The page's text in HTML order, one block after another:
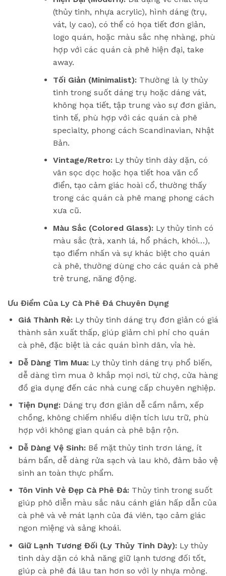
(thủy tinh, nhựa acrylic), hình dáng (trụ,
vát, ly cao), có thể có họa tiết đơn giản,
logo quán, hoặc màu sắc nhẹ nhàng, phù
hợp với các quán cà phê hiện đại, take
away.
Tối Giản (Minimalist):Thường là ly thủy
tinh trong suốt dáng trụ hoặc dáng vát,
không họa tiết, tập trung vào sự đơn giản,
tinh tế, phù hợp với các quán cà phê
specialty, phong cách Scandinavian, Nhật
Bản.
Vintage/Retro:Ly thủy tinh dày dặn, có
vân sọc dọc hoặc họa tiết hoa văn cổ
điển, tạo cảm giác hoài cổ, thường thấy
trong các quán cà phê mang phong cách
xưa cũ.
Màu Sắc (Colored Glass):Ly thủy tinh có
màu sắc (trà, xanh lá, hổ phách, khói…),
tạo điểm nhấn và sự khác biệt cho quán
cà phê, thường dùng cho các quán cà phê
trẻ trung, năng động.
Ưu Điểm Của Ly Cà Phê Đá Chuyên Dụng
Giá Thành Rẻ:Ly thủy tinh dáng trụ đơn giản có giá
thành sản xuất thấp, giúp giảm chi phí cho quán
cà phê, đặc biệt là các quán bình dân, vỉa hè.
Dễ Dàng Tìm Mua:Ly thủy tinh dáng trụ phổ biến,
dễ dàng tìm mua ở khắp mọi nơi, từ chợ, cửa hàng
đồ gia dụng đến các nhà cung cấp chuyên nghiệp.
Tiện Dụng:Dáng trụ đơn giản dễ cầm nắm, xếp
chồng, không chiếm nhiều diện tích lưu trữ, phù
hợp với không gian quán cà phê bận rộn.
Dễ Dàng Vệ Sinh:Bề mặt thủy tinh trơn láng, ít
bám bẩn, dễ dàng rửa sạch và lau khô, đảm bảo vệ
sinh an toàn thực phẩm.
Tôn Vinh Vẻ Đẹp Cà Phê Đá:Thủy tinh trong suốt
giúp phô diễn màu sắc nâu cánh gián hấp dẫn của
cà phê và vẻ mát lạnh của đá viên, tạo cảm giác
ngon miệng và sảng khoái.
Giữ Lạnh Tương Đối (Ly Thủy Tinh Dày):Ly thủy
tinh dày dặn có khả năng giữ lạnh tương đối tốt,
giúp cà phê đá lâu tan hơn so với ly nhựa mỏng.